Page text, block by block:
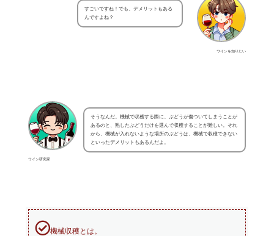
ワインを知りたい
すごいですね！でも、デメリットもある
んですよね？
ワイン研究家
そうなんだ。機械で収穫する際に、ぶどうが傷ついてしまうことが
あるのと、熟したぶどうだけを選んで収穫することが難しい。それ
から、機械が入れないような場所のぶどうは、機械で収穫できない
といったデメリットもあるんだよ。
機械収穫とは。